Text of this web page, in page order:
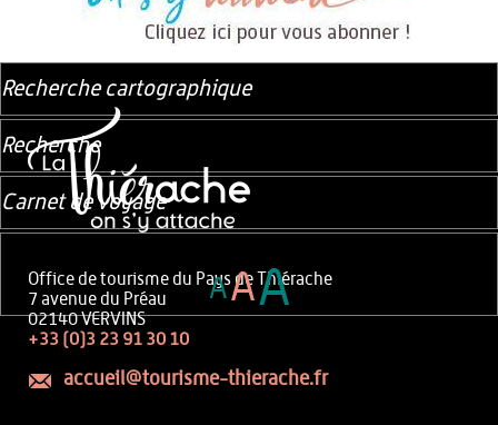
Office de tourisme du Pays de Thiérache
7 avenue du Préau
02140 VERVINS
+33 (0)3 23 91 30 10
accueil@tourisme-thierache.fr
Recherche cartographique
Recherche
Carnet de voyage
AAA